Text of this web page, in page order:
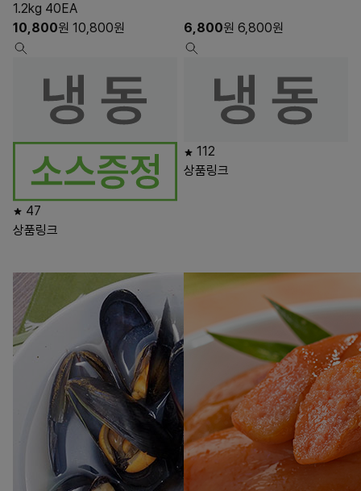
1.2kg 40EA
10,800원 10,800원
47
상품링크
6,800원 6,800원
112
상품링크